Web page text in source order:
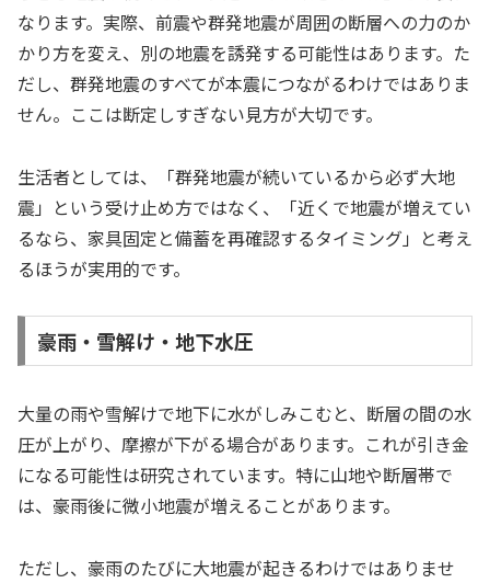
なります。実際、前震や群発地震が周囲の断層への力のか
かり方を変え、別の地震を誘発する可能性はあります。た
だし、群発地震のすべてが本震につながるわけではありま
せん。ここは断定しすぎない見方が大切です。
生活者としては、「群発地震が続いているから必ず大地
震」という受け止め方ではなく、「近くで地震が増えてい
るなら、家具固定と備蓄を再確認するタイミング」と考え
るほうが実用的です。
豪雨・雪解け・地下水圧
大量の雨や雪解けで地下に水がしみこむと、断層の間の水
圧が上がり、摩擦が下がる場合があります。これが引き金
になる可能性は研究されています。特に山地や断層帯で
は、豪雨後に微小地震が増えることがあります。
ただし、豪雨のたびに大地震が起きるわけではありませ